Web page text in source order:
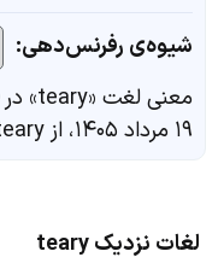
شیوه‌ی رفرنس‌دهی:
معنی لغت «teary» در
۱۹ مرداد ۱۴۰۵، از https://fastdic.com/word/teary
لغات نزدیک teary